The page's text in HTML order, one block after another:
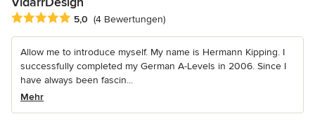
Durchschnittliche Bewertung: 5 von 5 Sternen
5,0 (4 Bewertungen)
Allow me to introduce myself. My name is Hermann Kipping. I
successfully completed my German A-Levels in 2006. Since I
have always been fascin...
Mehr